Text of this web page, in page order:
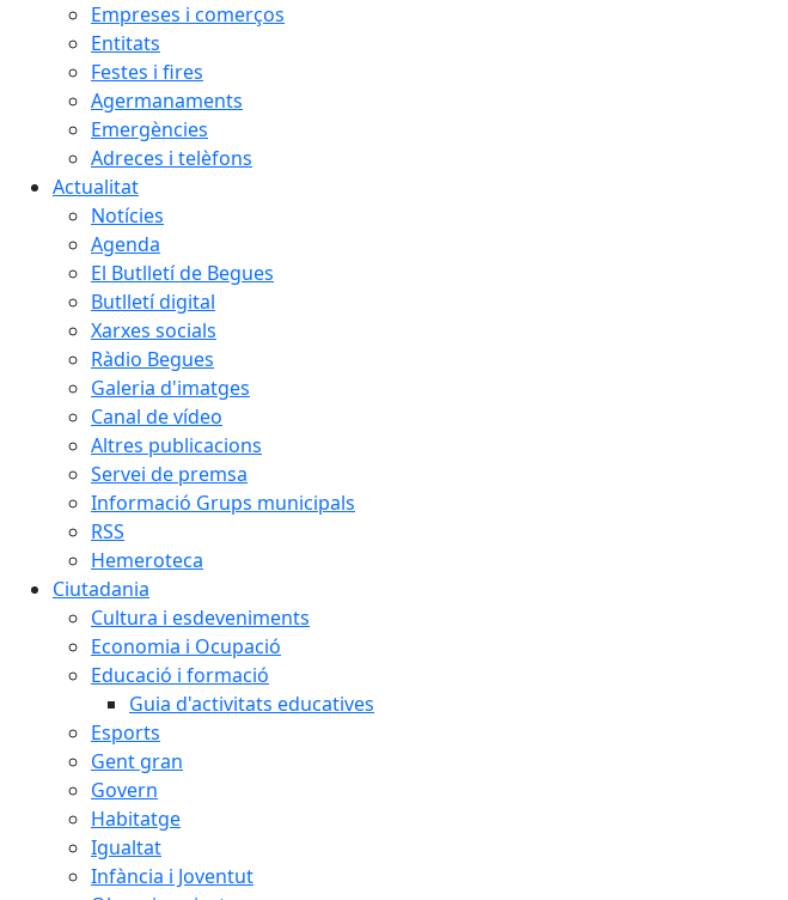
Empreses i comerços
Entitats
Festes i fires
Agermanaments
Emergències
Adreces i telèfons
Actualitat
Notícies
Agenda
El Butlletí de Begues
Butlletí digital
Xarxes socials
Ràdio Begues
Galeria d'imatges
Canal de vídeo
Altres publicacions
Servei de premsa
Informació Grups municipals
RSS
Hemeroteca
Ciutadania
Cultura i esdeveniments
Economia i Ocupació
Educació i formació
Guia d'activitats educatives
Esports
Gent gran
Govern
Habitatge
Igualtat
Infància i Joventut